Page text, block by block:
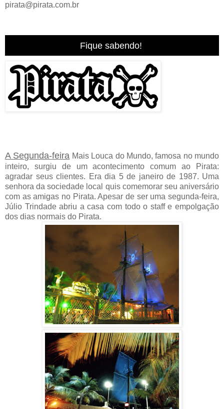
pirata@pirata.com.br
Fique sabendo!
A Segunda-feira Mais Louca do Mundo, famosa no mundo
inteiro, surgiu de um acontecimento comum ao Pirata:
agradar seus clientes. Era dia 5 de janeiro de 1987. Uma
senhora da sociedade local quis comemorar seu aniversário
com as amigas no Pirata. Apesar de ser uma segunda-feira,
Júlio Trindade abriu a casa com todo o staff e empolgação
dos dias normais do Pirata.